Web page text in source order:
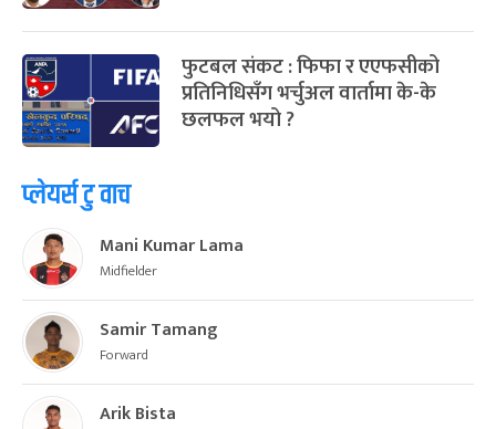
फुटबल संकट : फिफा र एएफसीको
प्रतिनिधिसँग भर्चुअल वार्तामा के-के
छलफल भयो ?
प्लेयर्स टु वाच
Mani Kumar Lama
Midfielder
Samir Tamang
Forward
Arik Bista